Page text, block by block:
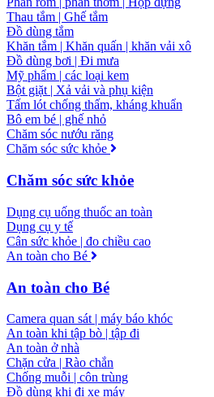
Thau tắm | Ghế tắm
Đồ dùng tắm
Khăn tắm | Khăn quấn | khăn vải xô
Đồ dùng bơi | Đi mưa
Mỹ phẩm | các loại kem
Bột giặt | Xả vải và phụ kiện
Tấm lót chống thấm, kháng khuẩn
Bô em bé | ghế nhỏ
Chăm sóc nướu răng
Chăm sóc sức khỏe
Chăm sóc sức khỏe
Dụng cụ uống thuốc an toàn
Dụng cụ y tế
Cân sức khỏe | đo chiều cao
An toàn cho Bé
An toàn cho Bé
Camera quan sát | máy báo khóc
An toàn khi tập bò | tập đi
An toàn ở nhà
Chặn cửa | Rào chắn
Chống muỗi | côn trùng
Đồ dùng khi đi xe máy